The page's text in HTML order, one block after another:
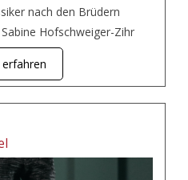
nach den Brüdern
Hofschweiger-Zihr